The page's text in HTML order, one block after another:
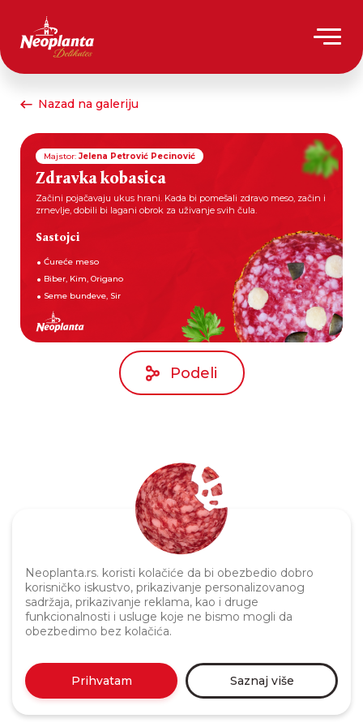
Neoplanta.rs. koristi kolačiće da bi obezbedio dobro
korisničko iskustvo, prikazivanje personalizovanog
sadržaja, prikazivanje reklama, kao i druge
funkcionalnosti i usluge koje ne bismo mogli da
obezbedimo bez kolačića.
Prihvatam Saznaj više
Nazad na galeriju
Majstor: Jelena Petrović Pecinović
Zdravka kobasica
Začini pojačavaju ukus hrani. Kada bi pomešali zdravo meso, začin i
zrnevlje, dobili bi lagani obrok za uživanje svih čula.
Sastojci
Ćureće meso
Biber, Kim, Origano
Seme bundeve, Sir
Podeli